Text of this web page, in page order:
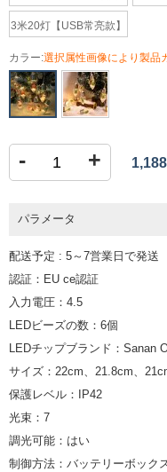
3米20灯【USB常亮款】
カラー:選択属性画像により製品
- +
パラメータ
配送予定 : 5～7営業日で発送
認証：EU ce認証
入力電圧：4.5
LEDビーズの数：6個
LEDチップブランド：Sanan
サイズ：22cm、21.8cm、
保護レベル：IP42
光束：7
調光可能：はい
制御方法：バッテリーボック